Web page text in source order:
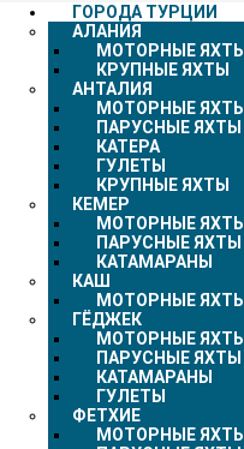
ГОРОДА ТУРЦИИ
АЛАНИЯ
МОТОРНЫЕ ЯХТЫ
КРУПНЫЕ ЯХТЫ
АНТАЛИЯ
МОТОРНЫЕ ЯХТЫ
ПАРУСНЫЕ ЯХТЫ
КАТЕРА
ГУЛЕТЫ
КРУПНЫЕ ЯХТЫ
КЕМЕР
МОТОРНЫЕ ЯХТЫ
ПАРУСНЫЕ ЯХТЫ
КАТАМАРАНЫ
КАШ
МОТОРНЫЕ ЯХТЫ
ГЁДЖЕК
МОТОРНЫЕ ЯХТЫ
ПАРУСНЫЕ ЯХТЫ
КАТАМАРАНЫ
ГУЛЕТЫ
ФЕТХИЕ
МОТОРНЫЕ ЯХТЫ